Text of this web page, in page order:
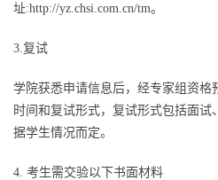
址:http://yz.chsi.com.cn/tm。
3.复试
学院获悉申请信息后，经专家组资格
时间和复试形式，复试形式包括面试
据学生情况而定。
4. 考生需交验以下书面材料